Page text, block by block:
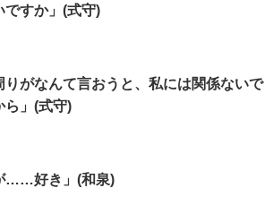
ですか」(式守)
がなんて言おうと、私には関係ないで
ら」(式守)
……好き」(和泉)